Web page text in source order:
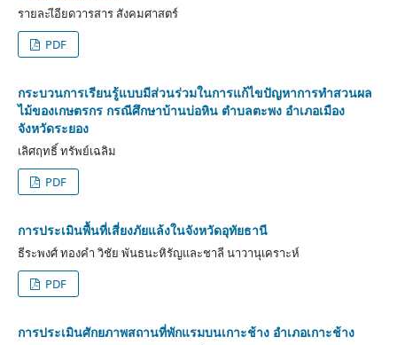
รายละเีอียดวารสาร สังคมศาสตร์
PDF
กระบวนการเรียนรู้แบบมีส่วนร่วมในการแก้ไขปัญหาการทำสวนผล
ไม้ของเกษตรกร กรณีศึกษาบ้านบ่อหิน ตำบลตะพง อำเภอเมือง
จังหวัดระยอง
เลิศฤทธิ์ ทรัพย์เฉลิม
PDF
การประเมินพื้นที่เสี่ยงภัยแล้งในจังหวัดอุทัยธานี
ธีระพงศ์ ทองคำ วิชัย พันธนะหิรัญและชาลี นาวานุเคราะห์
PDF
การประเมินศักยภาพสถานที่พักแรมบนเกาะช้าง อำเภอเกาะช้าง